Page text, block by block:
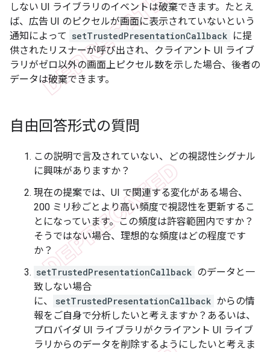
しない UI ライブラリのイベントは破棄できます。たとえ
ば、広告 UI のピクセルが画面に表示されていないという
通知によって setTrustedPresentationCallback に提
供されたリスナーが呼び出され、クライアント UI ライブ
ラリがゼロ以外の画面上ピクセル数を示した場合、後者の
データは破棄できます。
自由回答形式の質問
この説明で言及されていない、どの視認性シグナル
に興味がありますか？
現在の提案では、UI で関連する変化がある場合、
200 ミリ秒ごとより高い頻度で視認性を更新するこ
とになっています。この頻度は許容範囲内ですか？
そうではない場合、理想的な頻度はどの程度です
か？
setTrustedPresentationCallback のデータと一
致しない場合
に、
setTrustedPresentationCallback からの情
報をご自身で分析したいと考えますか？あるいは、
プロバイダ UI ライブラリがクライアント UI ライブ
ラリからのデータを削除するようにしたいと考えま